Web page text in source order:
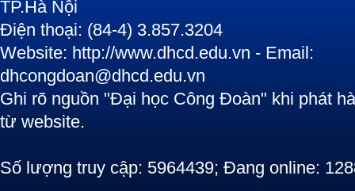
TP.Hà Nội
Điện thoại: (84-4) 3.857.3204
Website: http://www.dhcd.edu.vn - Email:
dhcongdoan@dhcd.edu.vn
Ghi rõ nguồn "Đại học Công Đoàn" khi phát
từ website.
Số lượng truy cập: 5964439; Đang online: